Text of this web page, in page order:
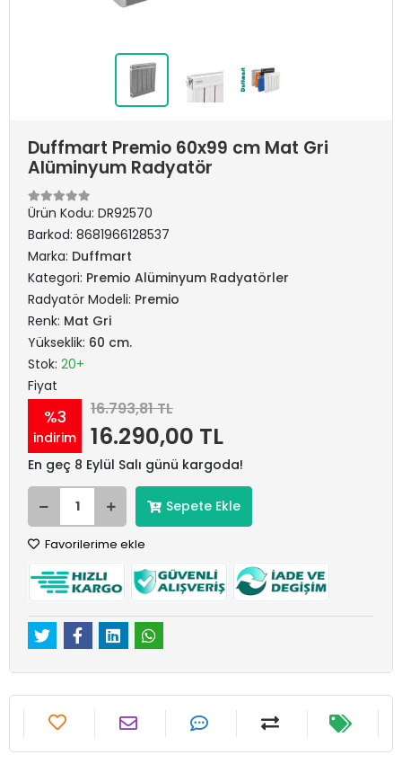
Duffmart Premio 60x99 cm Mat Gri
Alüminyum Radyatör
Ürün Kodu: DR92570
Barkod: 8681966128537
Marka: Duffmart
Kategori: Premio Alüminyum Radyatörler
Radyatör Modeli: Premio
Renk: Mat Gri
Yükseklik: 60 cm.
Stok: 20+
Fiyat
%3
indirim
16.793,81 TL
16.290,00 TL
En geç 8 Eylül Salı günü kargoda!
Sepete Ekle
Favorilerime ekle